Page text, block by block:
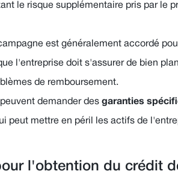
le risque supplémentaire pris par le
est généralement accordé
l'entreprise doit s'assurer de bien
de remboursement.
demander des garanties
peut mettre en péril les actifs de
l'obtention du crédit